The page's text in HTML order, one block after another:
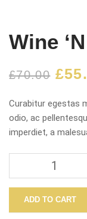
Wine
£70.00 £
Curabitur egestas
odio, ac
imperdiet, a
ADD TO CART